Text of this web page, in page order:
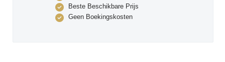
Beste Beschikbare Prijs
Geen Boekingskosten